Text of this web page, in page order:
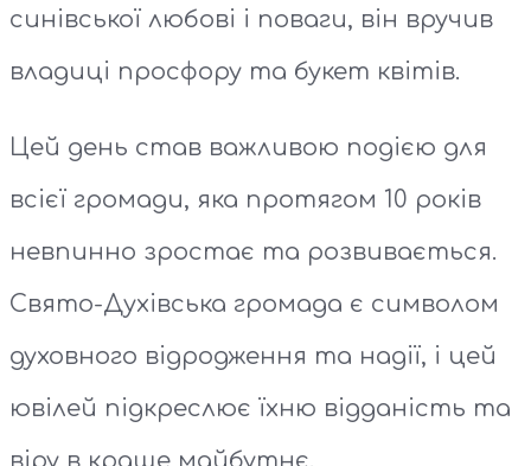
синівської любові і поваги, він вручив
владиці просфору та букет квітів.
Цей день став важливою подією для
всієї громади, яка протягом 10 років
невпинно зростає та розвивається.
Свято-Духівська громада є символом
духовного відродження та надії, і цей
ювілей підкреслює їхню відданість та